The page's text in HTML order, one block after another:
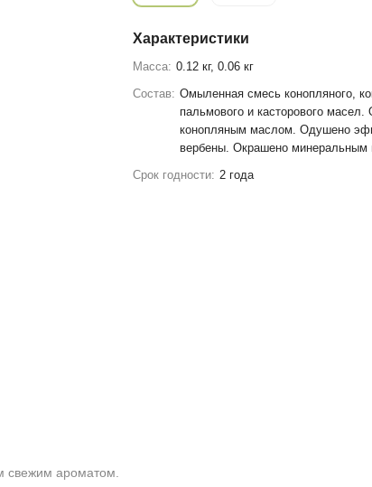
Характеристики
Масса: 0.12 кг, 0.06 кг
Состав: Омыленная смесь конопляного,
пальмового и касторового масел.
конопляным маслом. Одушено
вербены. Окрашено минеральным
Срок годности: 2 года
ароматом.